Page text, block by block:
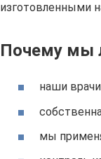
изготовленными
Почему мы
наши
мы